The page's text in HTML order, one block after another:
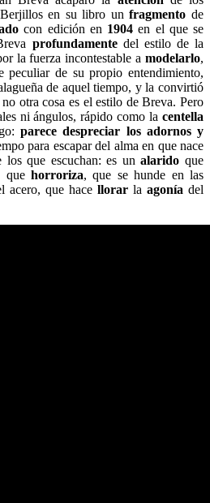
en su libro unfragmento de
con edición en 1904 en el que se
profundamentedel estilo de la
la fuerza incontestable a modelarlo,
peculiar de su propio entendimiento,
de aquel tiempo, y la convirtió
otra cosa es el estilo de Breva. Pero
ni ángulos, rápido como lacentella
parece despreciar los adornos y
para escapar del alma en que nace
los que escuchan: es unalarido que
que horroriza, que se hunde en las
acero, que hace llorar la agonía del